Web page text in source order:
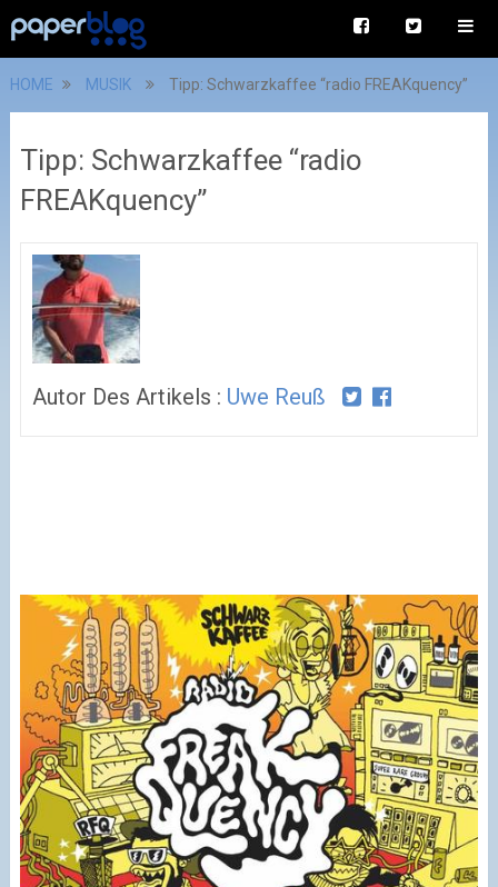
HOME MUSIK Tipp: Schwarzkaffee “radio FREAKquency”
Tipp: Schwarzkaffee “radio
FREAKquency”
Autor Des Artikels : Uwe Reuß